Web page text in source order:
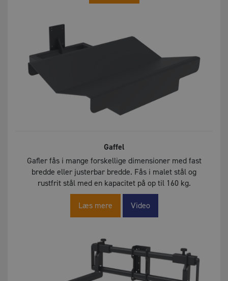
Gaffel
Gafler fås i mange forskellige dimensioner med fast
bredde eller justerbar bredde. Fås i malet stål og
rustfrit stål med en kapacitet på op til 160 kg.
Læs mere Video